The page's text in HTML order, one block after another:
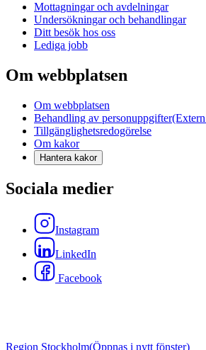
Mottagningar och avdelningar
Undersökningar och behandlingar
Ditt besök hos oss
Lediga jobb
Om webbplatsen
Om webbplatsen
Behandling av personuppgifter
Tillgänglighetsredogörelse
Om kakor
Hantera kakor
Sociala medier
Instagram
LinkedIn
Facebook
Region Stockholm(Öppnas i nytt fönster)